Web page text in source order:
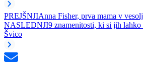
PREJŠNJIAnna Fisher, prva mama v
NASLEDNJI9 znamenitosti, ki si jih lahko
Švico